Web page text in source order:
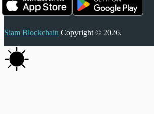
Siam Blockchain Copyright © 2026.